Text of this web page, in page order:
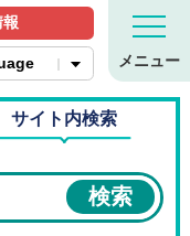
ホームページ
報
メニュー
サイト内検索